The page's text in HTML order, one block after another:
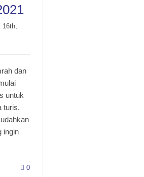
16th,
dan
untuk
turis.
ingin
0